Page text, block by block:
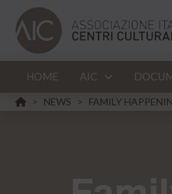
HOME AIC
HOME
> NEWS > FAMILY